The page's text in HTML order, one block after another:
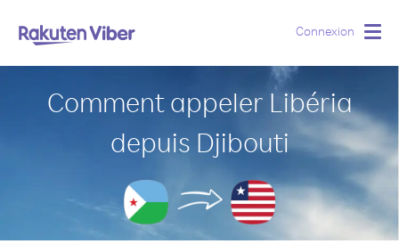
Connexion
Comment appeler Libéria
depuis Djibouti